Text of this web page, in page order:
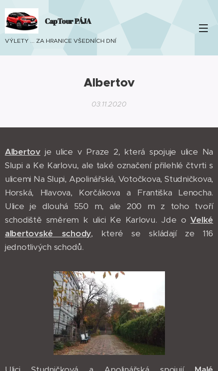
CapTour PÁJA
VÝLETY ... ZA HRANICE VŠEDNÍCH DNÍ
Albertov
03.11.2020
Albertov je ulice v Praze 2, která spojuje ulice Na
Slupi a Ke Karlovu, ale také označení přilehlé čtvrti s
ulicemi Na Slupi, Apolinářská, Votočkova, Studničkova,
Horská, Hlavova, Korčákova a Františka Lenocha.
Ulice je dlouhá 550 m, ale 200 m z toho tvoří
schodiště směrem k ulici Ke Karlovu. Jde oVelké
albertovské schody, které se skládají ze 116
jednotlivých schodů.